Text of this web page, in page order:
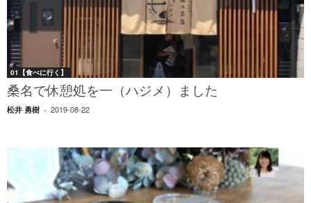
01【食べに行く】
桑名で休憩処を一（ハジメ）ました
松井 勇樹 - 2019-08-22